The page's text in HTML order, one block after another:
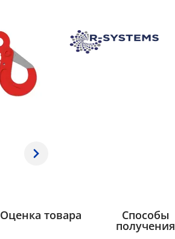
Оценка товара Способы
получения